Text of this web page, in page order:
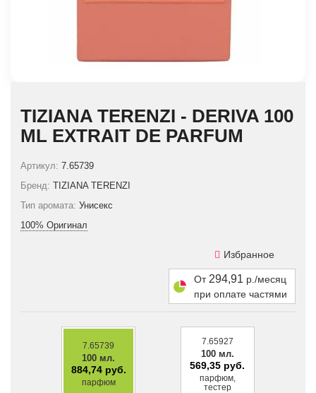
TIZIANA TERENZI - DERIVA 100
ML EXTRAIT DE PARFUM
Артикул: 7.65739
Бренд: TIZIANA TERENZI
Тип аромата: Унисекс
100% Оригинал
Избранное
От 294,91 р./месяц
при оплате частями
7.65739
100 мл.
884,74 руб.
парфюм
7.65927
100 мл.
569,35 руб.
парфюм,
тестер